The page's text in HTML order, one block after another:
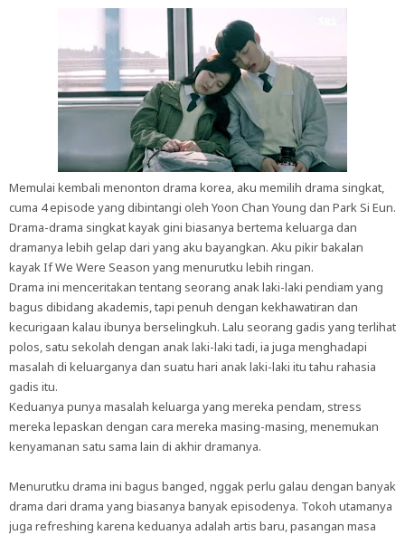
Memulai kembali menonton drama korea, aku memilih drama singkat,
cuma 4 episode yang dibintangi oleh Yoon Chan Young dan Park Si Eun.
Drama-drama singkat kayak gini biasanya bertema keluarga dan
dramanya lebih gelap dari yang aku bayangkan. Aku pikir bakalan
kayak If We Were Season yang menurutku lebih ringan.
Drama ini menceritakan tentang seorang anak laki-laki pendiam yang
bagus dibidang akademis, tapi penuh dengan kekhawatiran dan
kecurigaan kalau ibunya berselingkuh. Lalu seorang gadis yang terlihat
polos, satu sekolah dengan anak laki-laki tadi, ia juga menghadapi
masalah di keluarganya dan suatu hari anak laki-laki itu tahu rahasia
gadis itu.
Keduanya punya masalah keluarga yang mereka pendam, stress
mereka lepaskan dengan cara mereka masing-masing, menemukan
kenyamanan satu sama lain di akhir dramanya.
Menurutku drama ini bagus banged, nggak perlu galau dengan banyak
drama dari drama yang biasanya banyak episodenya. Tokoh utamanya
juga refreshing karena keduanya adalah artis baru, pasangan masa